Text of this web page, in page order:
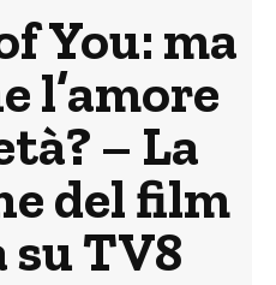
You: ma
l’amore
– La
del film
su TV8